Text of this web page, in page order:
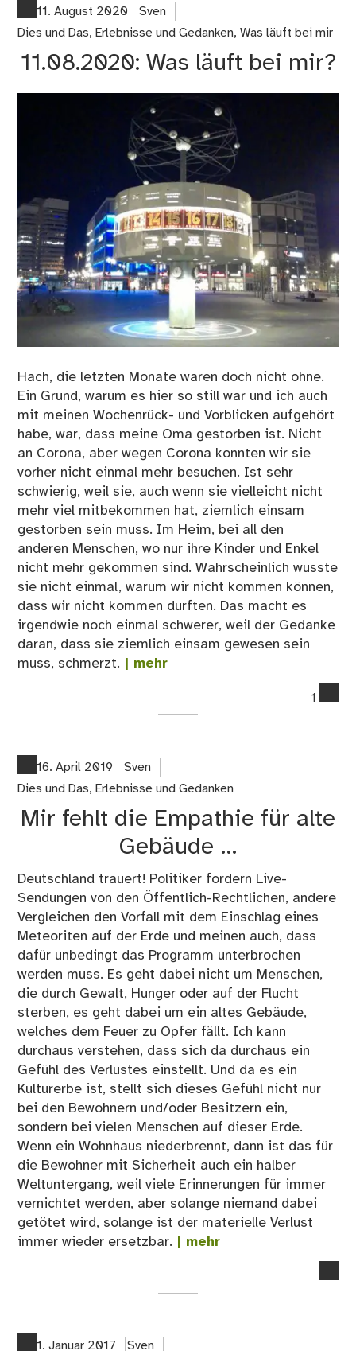
11. August 2020
Sven
Dies und Das, Erlebnisse und Gedanken,Was läuft bei mir
11.08.2020: Was läuft bei mir?
Hach, die letzten Monate waren doch nicht ohne.
Ein Grund, warum es hier so still war und ich auch
mit meinen Wochenrück- und Vorblicken aufgehört
habe, war, dass meine Oma gestorben ist. Nicht
an Corona, aber wegen Corona konnten wir sie
vorher nicht einmal mehr besuchen. Ist sehr
schwierig, weil sie, auch wenn sie vielleicht nicht
mehr viel mitbekommen hat, ziemlich einsam
gestorben sein muss. Im Heim, bei all den
anderen Menschen, wo nur ihre Kinder und Enkel
nicht mehr gekommen sind. Wahrscheinlich wusste
sie nicht einmal, warum wir nicht kommen können,
dass wir nicht kommen durften. Das macht es
irgendwie noch einmal schwerer, weil der Gedanke
daran, dass sie ziemlich einsam gewesen sein
muss, schmerzt. | mehr
1
16. April 2019
Sven
Dies und Das, Erlebnisse und Gedanken
Mir fehlt die Empathie für alte
Gebäude …
Deutschland trauert! Politiker fordern Live-
Sendungen von den Öffentlich-Rechtlichen, andere
Vergleichen den Vorfall mit dem Einschlag eines
Meteoriten auf der Erde und meinen auch, dass
dafür unbedingt das Programm unterbrochen
werden muss. Es geht dabei nicht um Menschen,
die durch Gewalt, Hunger oder auf der Flucht
sterben, es geht dabei um ein altes Gebäude,
welches dem Feuer zu Opfer fällt. Ich kann
durchaus verstehen, dass sich da durchaus ein
Gefühl des Verlustes einstellt. Und da es ein
Kulturerbe ist, stellt sich dieses Gefühl nicht nur
bei den Bewohnern und/oder Besitzern ein,
sondern bei vielen Menschen auf dieser Erde.
Wenn ein Wohnhaus niederbrennt, dann ist das für
die Bewohner mit Sicherheit auch ein halber
Weltuntergang, weil viele Erinnerungen für immer
vernichtet werden, aber solange niemand dabei
getötet wird, solange ist der materielle Verlust
immer wieder ersetzbar. | mehr
1. Januar 2017 Sven